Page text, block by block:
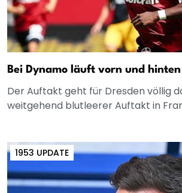
Bei Dynamo läuft vorn und
Der Auftakt geht für Dresden völlig
weitgehend blutleerer Auftakt in
1953 UPDATE